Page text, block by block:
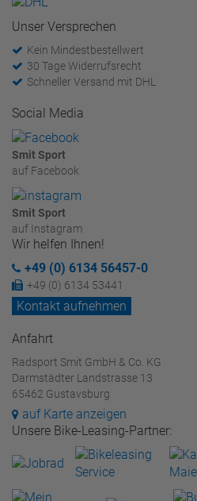
Unser Versprechen
Kein Mindestbestellwert
30 Tage Widerrufsrecht
Schneller Versand mit DHL
Social Media
Smit Sport
auf Facebook
Smit Sport
auf Instagram
Wir helfen Ihnen!
+49 (0) 6134 56457-0
+49 (0) 6134 53441
Kontakt aufnehmen
Anfahrt
Radsport Smit GmbH & Co. KG
Darmstädter Landstrasse 13
65462 Gustavsburg
auf Karte anzeigen
Unsere Bike-Leasing-Partner: